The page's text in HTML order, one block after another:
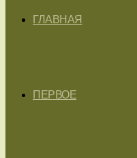
ГЛАВНАЯ
ПЕРВОЕ